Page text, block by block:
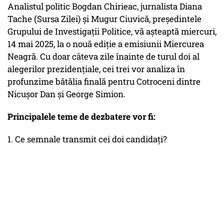
Analistul politic Bogdan Chirieac, jurnalista Diana
Tache (Sursa Zilei) și Mugur Ciuvică, președintele
Grupului de Investigații Politice, vă așteaptă miercuri,
14 mai 2025, la o nouă ediție a emisiunii Miercurea
Neagră. Cu doar câteva zile înainte de turul doi al
alegerilor prezidențiale, cei trei vor analiza în
profunzime bătălia finală pentru Cotroceni dintre
Nicușor Dan și George Simion.
Principalele teme de dezbatere vor fi:
1. Ce semnale transmit cei doi candidați?